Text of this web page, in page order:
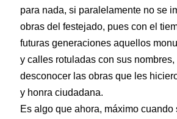
para nada, si paralelamente no se
obras del festejado, pues con el
futuras generaciones aquellos
y calles rotuladas con sus
desconocer las obras que les
y honra ciudadana.
Es algo que ahora, máximo